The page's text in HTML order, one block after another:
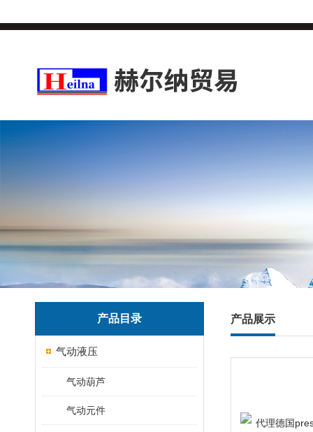
产品目录
气动液压
气动葫芦
气动元件
产品展示